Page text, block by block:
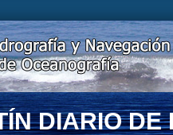
DIARIO DE